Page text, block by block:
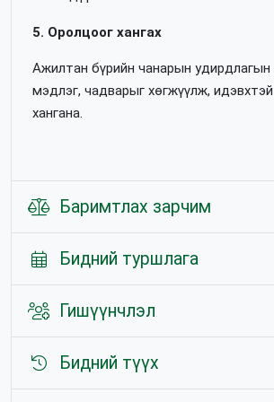
5. Оролцоог хангах
Ажилтан бүрийн чанарын
мэдлэг, чадварыг хөгжүүлж,
хангана.
Баримтлах зарчим
Бидний туршлага
Гишүүнчлэл
Бидний түүх